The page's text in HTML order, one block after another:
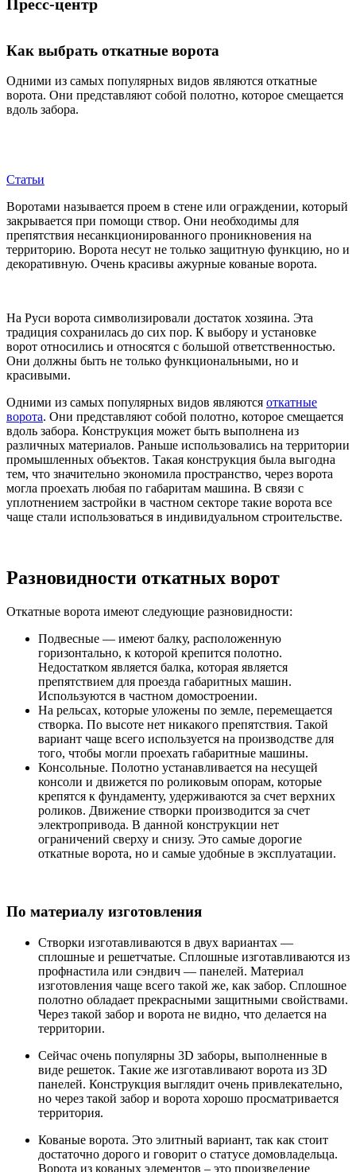
Пресс-центр
Как выбрать откатные ворота
Одними из самых популярных видов являются откатные
ворота. Они представляют собой полотно, которое смещается
вдоль забора.
Статьи
Воротами называется проем в стене или ограждении, который
закрывается при помощи створ. Они необходимы для
препятствия несанкционированного проникновения на
территорию. Ворота несут не только защитную функцию, но и
декоративную. Очень красивы ажурные кованые ворота.
На Руси ворота символизировали достаток хозяина. Эта
традиция сохранилась до сих пор. К выбору и установке
ворот относились и относятся с большой ответственностью.
Они должны быть не только функциональными, но и
красивыми.
Одними из самых популярных видов являются откатные
ворота. Они представляют собой полотно, которое смещается
вдоль забора. Конструкция может быть выполнена из
различных материалов. Раньше использовались на территории
промышленных объектов. Такая конструкция была выгодна
тем, что значительно экономила пространство, через ворота
могла проехать любая по габаритам машина. В связи с
уплотнением застройки в частном секторе такие ворота все
чаще стали использоваться в индивидуальном строительстве.
Разновидности откатных ворот
Откатные ворота имеют следующие разновидности:
Подвесные — имеют балку, расположенную
горизонтально, к которой крепится полотно.
Недостатком является балка, которая является
препятствием для проезда габаритных машин.
Используются в частном домостроении.
На рельсах, которые уложены по земле, перемещается
створка. По высоте нет никакого препятствия. Такой
вариант чаще всего используется на производстве для
того, чтобы могли проехать габаритные машины.
Консольные. Полотно устанавливается на несущей
консоли и движется по роликовым опорам, которые
крепятся к фундаменту, удерживаются за счет верхних
роликов. Движение створки производится за счет
электропривода. В данной конструкции нет
ограничений сверху и снизу. Это самые дорогие
откатные ворота, но и самые удобные в эксплуатации.
По материалу изготовления
Створки изготавливаются в двух вариантах —
сплошные и решетчатые. Сплошные изготавливаются из
профнастила или сэндвич — панелей. Материал
изготовления чаще всего такой же, как забор. Сплошное
полотно обладает прекрасными защитными свойствами.
Через такой забор и ворота не видно, что делается на
территории.
Сейчас очень популярны 3D заборы, выполненные в
виде решеток. Такие же изготавливают ворота из 3D
панелей. Конструкция выглядит очень привлекательно,
но через такой забор и ворота хорошо просматривается
территория.
Кованые ворота. Это элитный вариант, так как стоит
достаточно дорого и говорит о статусе домовладельца.
Ворота из кованых элементов – это произведение